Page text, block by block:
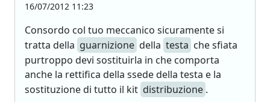
16/07/2012 11:23
Consordo col tuo meccanico sicuramente si
tratta della guarnizione della testa che sfiata
purtroppo devi sostituirla in che comporta
anche la rettifica della ssede della testa e la
sostituzione di tutto il kit distribuzione .